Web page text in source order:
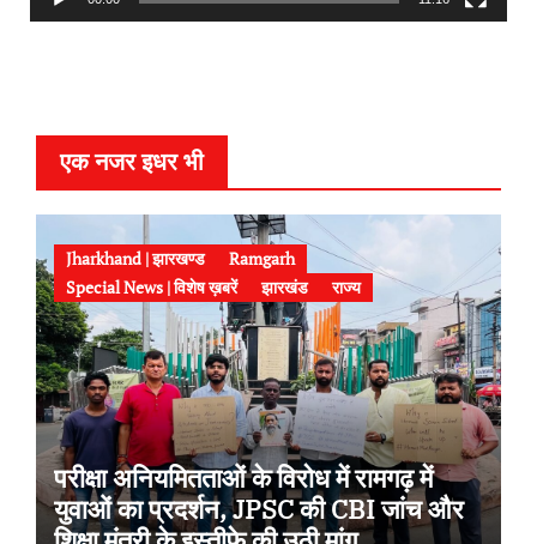
एक नजर इधर भी
Jharkhand | झारखण्ड
Ramgarh
Special News | विशेष ख़बरें
झारखंड राज्य
परीक्षा अनियमितताओं के विरोध में रामगढ़ में
युवाओं का प्रदर्शन, JPSC की CBI जांच और